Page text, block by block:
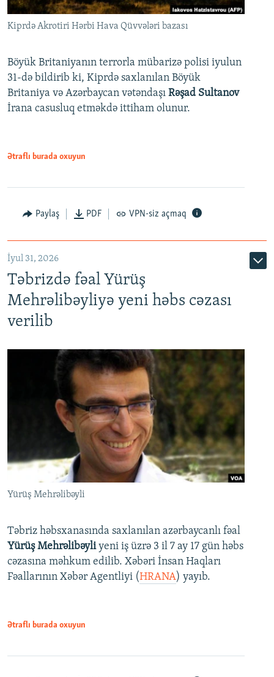
Kiprdə Akrotiri Hərbi Hava Qüvvələri bazası
Böyük Britaniyanın terrorla mübarizə polisi iyulun
31-də bildirib ki, Kiprdə saxlanılan Böyük
Britaniya və Azərbaycan vətəndaşı Rəşad Sultanov
İrana casusluq etməkdə ittiham olunur.
Ətraflı burada oxuyun
Paylaş PDF VPN-siz açmaq
İyul 31, 2026
Təbrizdə fəal Yürüş
Mehrəlibəyliyə yeni həbs cəzası
verilib
Yürüş Mehrəlibəyli
Təbriz həbsxanasında saxlanılan azərbaycanlı fəal
Yürüş Mehrəlibəyliyeni iş üzrə 3 il 7 ay 17 gün həbs
cəzasına məhkum edilib. Xəbəri İnsan Haqları
Fəallarının Xəbər Agentliyi (HRANA) yayıb.
Ətraflı burada oxuyun